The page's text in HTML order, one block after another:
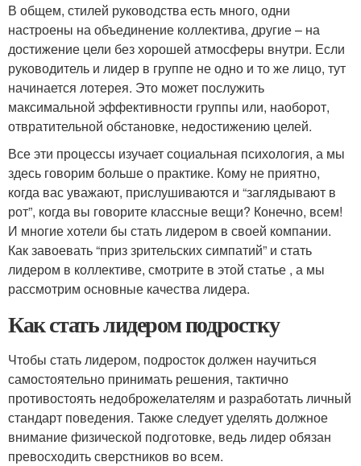
В общем, стилей руководства есть много, одни
настроены на объединение коллектива, другие – на
достижение цели без хорошей атмосферы внутри. Если
руководитель и лидер в группе не одно и то же лицо, тут
начинается лотерея. Это может послужить
максимальной эффективности группы или, наоборот,
отвратительной обстановке, недостижению целей.
Все эти процессы изучает социальная психология, а мы
здесь говорим больше о практике. Кому не приятно,
когда вас уважают, прислушиваются и “заглядывают в
рот”, когда вы говорите классные вещи? Конечно, всем!
И многие хотели бы стать лидером в своей компании.
Как завоевать “приз зрительских симпатий” и стать
лидером в коллективе, смотрите в этой статье , а мы
рассмотрим основные качества лидера.
Как стать лидером подростку
Чтобы стать лидером, подросток должен научиться
самостоятельно принимать решения, тактично
противостоять недоброжелателям и разработать личный
стандарт поведения. Также следует уделять должное
внимание физической подготовке, ведь лидер обязан
превосходить сверстников во всем.